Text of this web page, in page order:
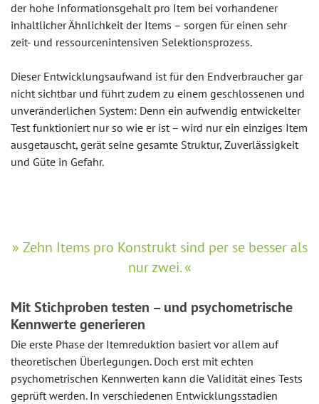
der hohe Informationsgehalt pro Item bei vorhandener
inhaltlicher Ähnlichkeit der Items – sorgen für einen sehr
zeit- und ressourcenintensiven Selektionsprozess.
Dieser Entwicklungsaufwand ist für den Endverbraucher gar
nicht sichtbar und führt zudem zu einem geschlossenen und
unveränderlichen System: Denn ein aufwendig entwickelter
Test funktioniert nur so wie er ist – wird nur ein einziges Item
ausgetauscht, gerät seine gesamte Struktur, Zuverlässigkeit
und Güte in Gefahr.
Zehn Items pro Konstrukt sind per se besser als
nur zwei.
Mit Stichproben testen – und psychometrische
Kennwerte generieren
Die erste Phase der Itemreduktion basiert vor allem auf
theoretischen Überlegungen. Doch erst mit echten
psychometrischen Kennwerten kann die Validität eines Tests
geprüft werden. In verschiedenen Entwicklungsstadien